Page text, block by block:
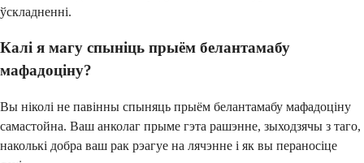
ўскладненні.
Калі я магу спыніць прыём белантамабу
мафадоціну?
Вы ніколі не павінны спыняць прыём белантамабу мафадоціну
самастойна. Ваш анколаг прыме гэта рашэнне, зыходзячы з таго,
наколькі добра ваш рак рэагуе на лячэнне і як вы пераносіце